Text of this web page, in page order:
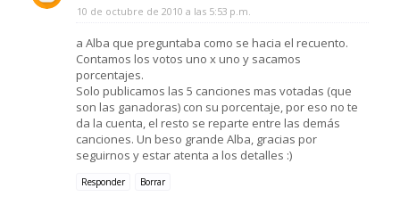
10 de octubre de 2010 a las 5:53 p.m.
a Alba que preguntaba como se hacia el recuento.
Contamos los votos uno x uno y sacamos
porcentajes.
Solo publicamos las 5 canciones mas votadas (que
son las ganadoras) con su porcentaje, por eso no te
da la cuenta, el resto se reparte entre las demás
canciones. Un beso grande Alba, gracias por
seguirnos y estar atenta a los detalles :)
Responder Borrar